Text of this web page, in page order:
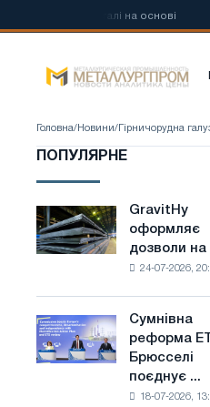
сталі на основі
Головна/ Новини/ Гірничорудна
ПОПУЛЯРНЕ
GravitHy
оформляє
дозволи
з
виробництва
низьковуглецевої
GravitHy
оформляє
дозволи на
24-07-2026,
Сумнівна
реформа
ETS
Сумнівна
реформа
Брюсселі
поєднує ...
18-07-2026,